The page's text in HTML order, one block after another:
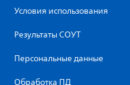
Условия использования
Результаты СОУТ
Персональные данные